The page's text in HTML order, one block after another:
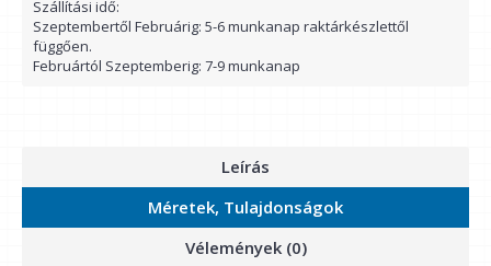
Szállítási idő:
Szeptembertől Februárig: 5-6 munkanap raktárkészlettől
függően.
Februártól Szeptemberig: 7-9 munkanap
Leírás
Méretek, Tulajdonságok
Vélemények (0)